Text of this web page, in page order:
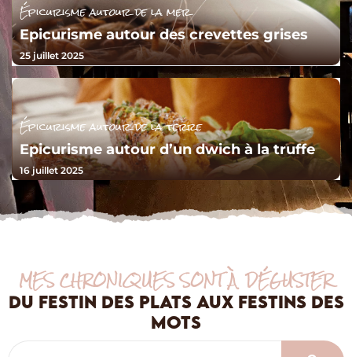
Épicurisme autour de la mer
Epicurisme autour des crevettes grises
25 juillet 2025
Épicurisme autour de la terre
Epicurisme autour d’un dwich à la truffe
16 juillet 2025
MES CHRONIQUES SONT À DÉGUSTER
DU FESTIN DES PLATS AUX FESTINS DES
MOTS